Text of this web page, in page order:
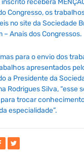
receberá
Congresso, os
no site da Sociedade
– Anais dos Congressos.
para o envio dos
apresentados
a Presidente da
Rodrigues Silva, “esse
trocar
especialidade”.